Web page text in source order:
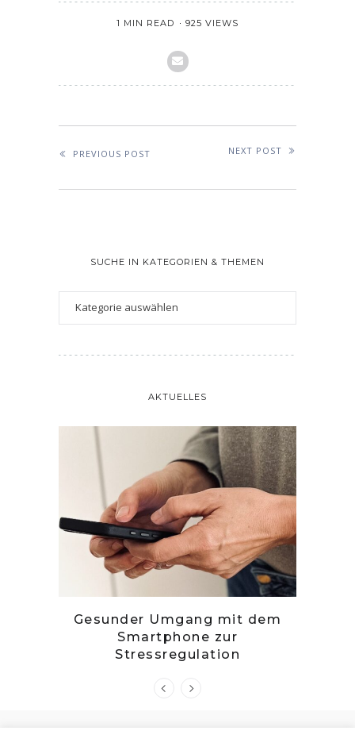
1 MIN READ 925 VIEWS
PREVIOUS POST NEXT POST
SUCHE IN KATEGORIEN & THEMEN
AKTUELLES
Gesunder Umgang mit dem
Smartphone zur
Stressregulation